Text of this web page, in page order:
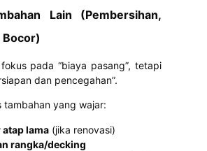
Lain (Pembersihan,
Bocor)
pada “biaya pasang”, tetapi
dan pencegahan”.
tambahan yang wajar:
lama (jika renovasi)
rangka/decking